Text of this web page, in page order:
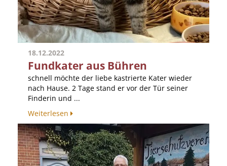
18.12.2022
Fundkater aus Bühren
schnell möchte der liebe kastrierte Kater wieder
nach Hause. 2 Tage stand er vor der Tür seiner
Finderin und ...
Weiterlesen